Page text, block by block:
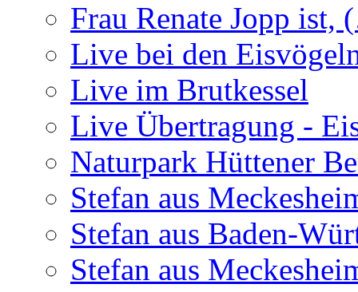
Frau Renate Jopp
Live bei den
Live im Brutkessel
Live Übertragung -
Naturpark Hüttener
Stefan aus
Stefan aus Baden-
Stefan aus